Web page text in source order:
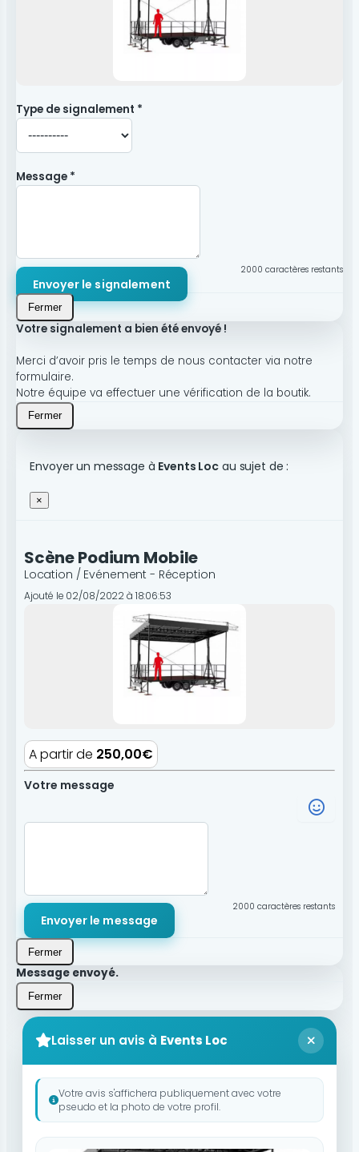
Type de signalement *
Message *
2000 caractères restants
Envoyer le signalement
Fermer
Votre signalement a bien été envoyé !
Merci d’avoir pris le temps de nous contacter via notre
formulaire.
Notre équipe va effectuer une vérification de la boutik.
Fermer
Envoyer un message à Events Loc au sujet de :
×
Scène Podium Mobile
Location / Evénement - Réception
Ajouté le 02/08/2022 à 18:06:53
A partir de 250,00€
Votre message
2000 caractères restants
Envoyer le message
Fermer
Message envoyé.
Fermer
Laisser un avis à Events Loc
Votre avis s'affichera publiquement avec votre
pseudo et la photo de votre profil.